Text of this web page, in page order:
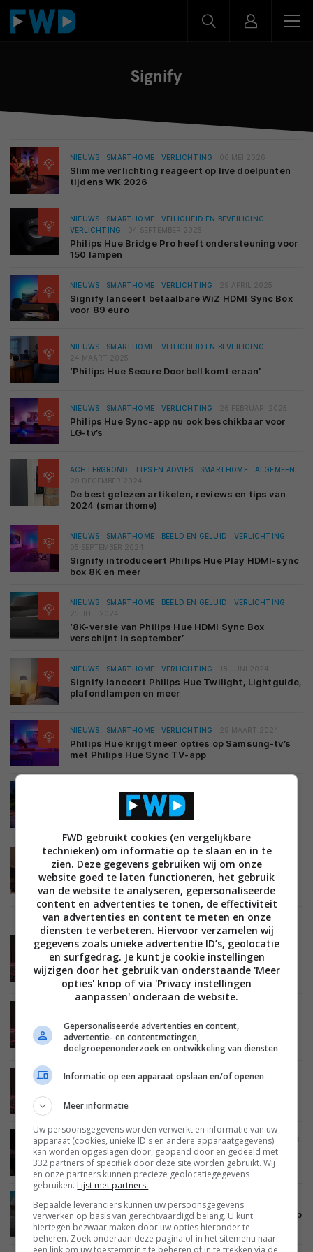
Signify
NIEUWS SMARTHOME VERLICHTING 06 MEI 2026
Slimme verlichting reageert op live doelpunten
tijdens WK 2026
NIEUWS SMARTHOME
VEILIGHEID EN BEVEILIGING
VERLICHTING
04 SEPTEMBER 2025
Philips Hue Bridge Pro heeft ondersteuning voor
150 lampen
NIEUWS SMARTHOME VERLICHTING 29 APRIL 2025
Signify lanceert betaalbare WiZ HDMI Sync Box
voor 89 euro
NIEUWS SMARTHOME
VEILIGHEID EN BEVEILIGING
24 MAART 2025
‘Philips Hue Secure Doorbell komt eraan’
NIEUWS SMARTHOME VERLICHTING 26 FEBRUARI 2025
Philips Hue Sync-app nu ook beschikbaar voor
LG-tv’s
ACHTERGROND TIPS EN ADVIES SMARTHOME
ALGEMEEN
29 DECEMBER 2024
De best gelezen artikelen, reviews en tips van
2024 (smarthome)
NIEUWS SMARTHOME BEELD EN GELUID
VERLICHTING
05 SEPTEMBER 2024
Signify introduceert Philips Hue Play HDMI-sync
box 8K en meer
NIEUWS SMARTHOME BEELD EN GELUID
VERLICHTING
25 JULI 2024
‘8K-versie van Philips Hue HDMI Sync Box
verschijnt in september’
NIEUWS SMARTHOME VERLICHTING 18 JUNI 2024
Signify lanceert Philips Hue Twilight, Lightguide,
plafondlampen en meer
NIEUWS SMARTHOME VERLICHTING 29 MAART 2024
Philips Hue krijgt meer opties op Samsung-tv’s
met Philips Hue Sync TV-app
SMARTHOME
VEILIGHEID EN BEVEILIGING
23 JANUARI 2024
Philips Hue lanceert verschillende nieuwe
NIEUWS
VEILIGHEID EN BEVEILIGING
21 SEPTEMBER 2023
Philips Hue-gebruikers moeten binnenkort
verplicht account aanmaken
NIEUWS SMARTHOME BEDIENING
VERLICHTING
20 SEPTEMBER 2023
Philips Hue Bridge heeft vanaf nu ondersteuning
voor Matter
VERLICHTING
03 AUGUSTUS 2023
Update: Komt Philips Hue volgende maand met
een beveiligingscamera?
NIEUWS SMARTHOME VERLICHTING 20 JUNI 2023
plafondlampen
NIEUWS SMARTHOME SOFTWARE EN APPS 28 MAART 2023
Matter-update voor Philips Hue wordt voor
onbepaalde tijd uitgesteld
NIEUWS SMARTHOME
8K-versie van Philips Hue HDMI Sync Box duikt op
FWD gebruikt cookies (en vergelijkbare
technieken) om informatie op te slaan en in te
zien. Deze gegevens gebruiken wij om onze
website goed te laten functioneren, het gebruik
van de website te analyseren, gepersonaliseerde
content en advertenties te tonen, de effectiviteit
van advertenties en content te meten en onze
diensten te verbeteren. Hiervoor verzamelen wij
gegevens zoals unieke advertentie ID’s, geolocatie
en surfgedrag. Je kunt je cookie instellingen
wijzigen door het gebruik van onderstaande 'Meer
opties' knop of via 'Privacy instellingen
aanpassen' onderaan de website.
Gepersonaliseerde advertenties en content,
advertentie- en contentmetingen,
doelgroepenonderzoek en ontwikkeling van diensten
Informatie op een apparaat opslaan en/of openen
Meer informatie
Uw persoonsgegevens worden verwerkt en informatie van uw
apparaat (cookies, unieke ID's en andere apparaatgegevens)
kan worden opgeslagen door, geopend door en gedeeld met
332 partners of specifiek door deze site worden gebruikt. Wij
en onze partners kunnen precieze geolocatiegegevens
gebruiken. Lijst met partners.
Bepaalde leveranciers kunnen uw persoonsgegevens
verwerken op basis van gerechtvaardigd belang. U kunt
hiertegen bezwaar maken door uw opties hieronder te
beheren. Zoek onderaan deze pagina of in het sitemenu naar
een link om uw toestemming te beheren of in te trekken via de